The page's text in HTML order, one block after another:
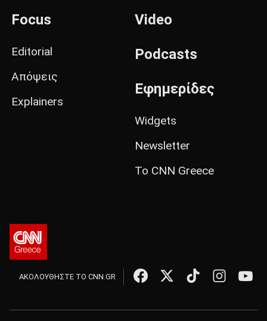
Focus
Editorial
Απόψεις
Explainers
Video
Podcasts
Εφημερίδες
Widgets
Newsletter
Το CNN Greece
ΑΚΟΛΟΥΘΗΣΤΕ ΤΟ CNN.GR